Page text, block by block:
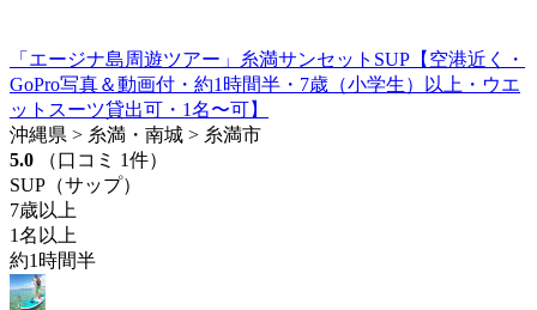
「エージナ島周遊ツアー」糸満サンセットSUP【空港近く・
GoPro写真＆動画付・約1時間半・7歳（小学生）以上・ウエ
ットスーツ貸出可・1名〜可】
沖縄県 > 糸満・南城 > 糸満市
5.0
（口コミ 1件）
SUP（サップ）
7歳以上
1名以上
約1時間半